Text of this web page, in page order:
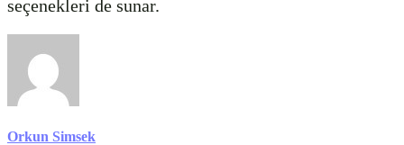
seçenekleri de sunar.
Orkun Simsek